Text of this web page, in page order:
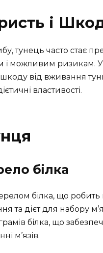
і
тунець часто стає
можливим ризикам. У
від вживання
властивості.
білка
білка, що
та дієт для набору
білка, що
м’язів.